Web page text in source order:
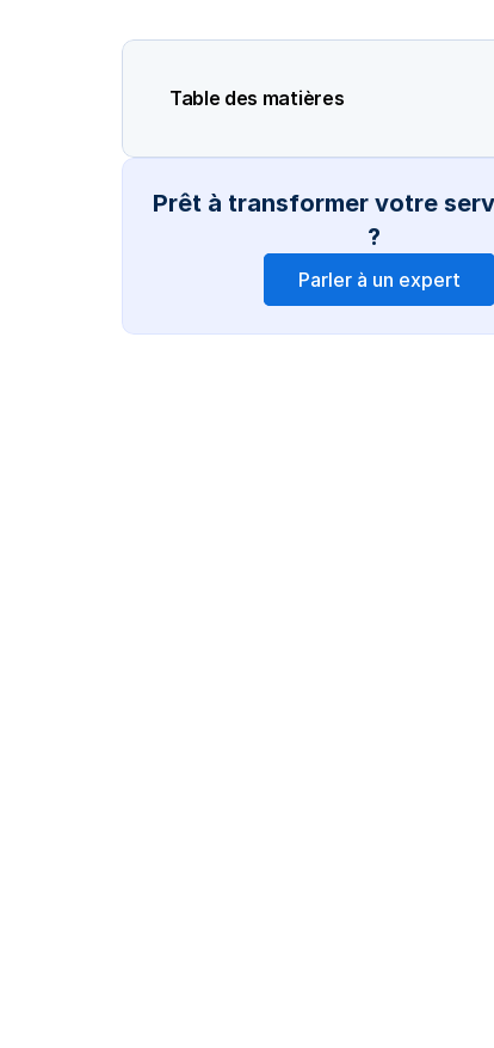
Table des matières
Prêt à transformer votre
?
Parler à un expert